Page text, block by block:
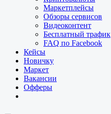
Маркетплейсы
Обзоры сервисов
Видеоконтент
Бесплатный трафик
FAQ по Facebook
Кейсы
Новичку
Маркет
Вакансии
Офферы